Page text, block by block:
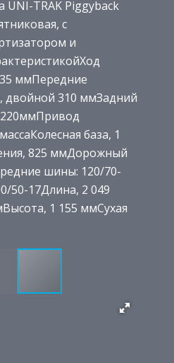
UNI-TRAK Piggyback
с
и
ммПередние
двойной 310 ммЗадний
база, 1
825 ммДорожный
шины: 120/70-
50-17Длина, 2 049
1 155 ммСухая